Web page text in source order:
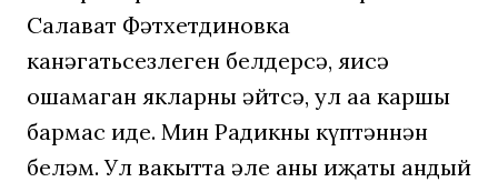
Салават Фәтхетдиновка
канәгатьсезлеген белдерсә, яисә
ошамаган якларны әйтсә, ул аңа каршы
бармас иде. Мин Радикны күптәннән
беләм. Ул вакытта әле аның иҗаты андый